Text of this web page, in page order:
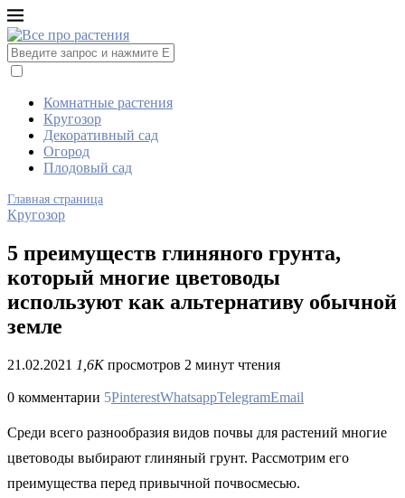
Комнатные растения
Кругозор
Декоративный сад
Огород
Плодовый сад
Главная страница
Кругозор
5 преимуществ глиняного грунта,
который многие цветоводы
используют как альтернативу обычной
земле
21.02.2021 1,6Kпросмотров 2 минут чтения
0 комментарии 5PinterestWhatsappTelegramEmail
Среди всего разнообразия видов почвы для растений многие
цветоводы выбирают глиняный грунт. Рассмотрим его
преимущества перед привычной почвосмесью.